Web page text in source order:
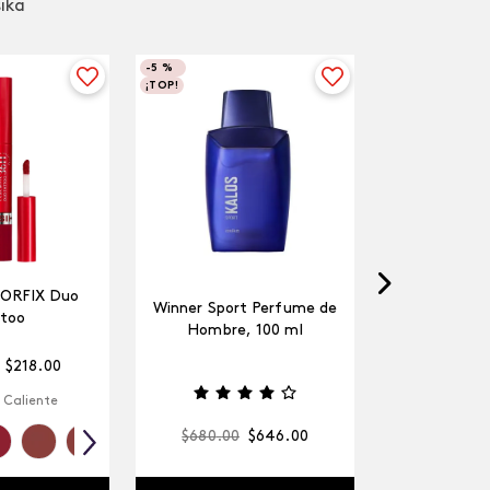
Duo
$218 .00
Caliente
-5 %
¡TOP!
Winner Sport Perfume de
Hombre, 100 ml
$680.00 $646 .00